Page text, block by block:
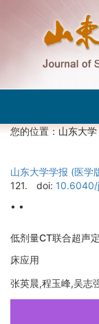
您的位置：山东大学
山东大学学报 (医学
121.
doi:
• •
低剂量CT联合超声
床应用
张英晨,程玉峰,吴志